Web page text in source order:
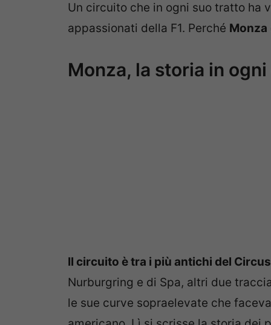
Un circuito che in ogni suo tratto ha
appassionati della F1. Perché Monza
Monza, la storia in
Il circuito è tra i più antichi del Circus
Nurburgring e di Spa, altri due
le sue curve sopraelevate che